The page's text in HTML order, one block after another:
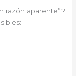
razón aparente”?